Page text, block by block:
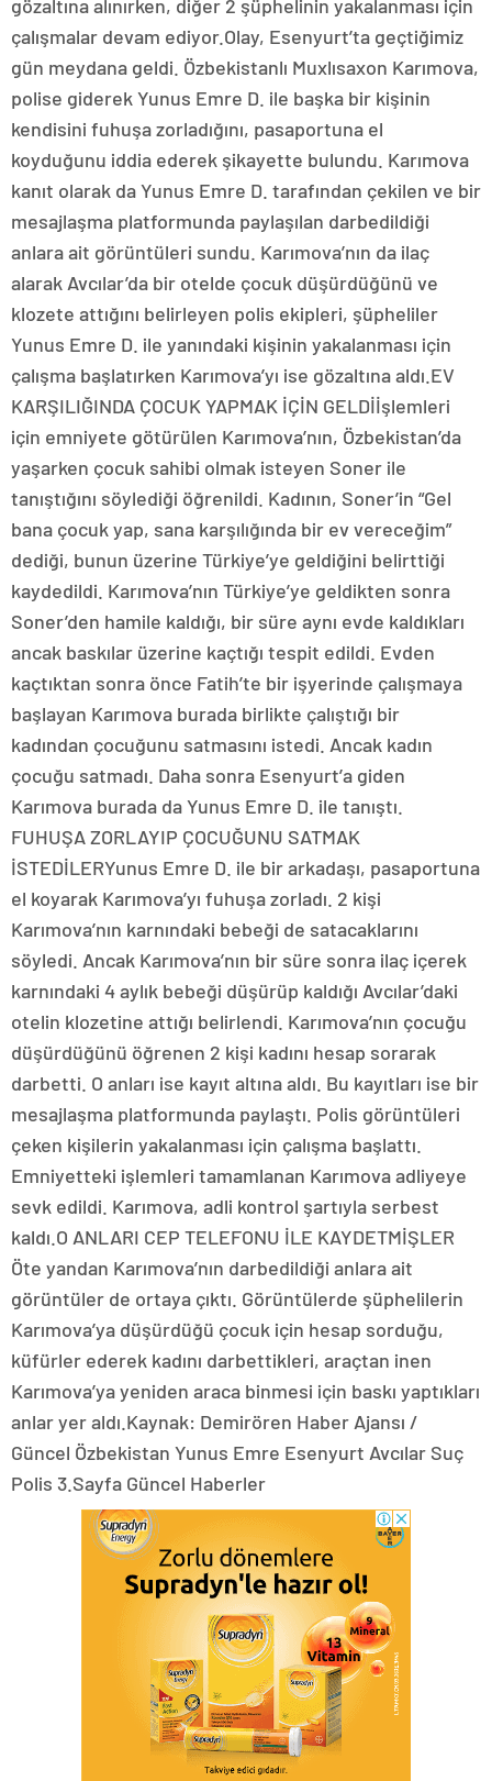
gözaltına alınırken, diğer 2 şüphelinin yakalanması için
çalışmalar devam ediyor.Olay, Esenyurt’ta geçtiğimiz
gün meydana geldi. Özbekistanlı Muxlısaxon Karımova,
polise giderek Yunus Emre D. ile başka bir kişinin
kendisini fuhuşa zorladığını, pasaportuna el
koyduğunu iddia ederek şikayette bulundu. Karımova
kanıt olarak da Yunus Emre D. tarafından çekilen ve bir
mesajlaşma platformunda paylaşılan darbedildiği
anlara ait görüntüleri sundu. Karımova’nın da ilaç
alarak Avcılar’da bir otelde çocuk düşürdüğünü ve
klozete attığını belirleyen polis ekipleri, şüpheliler
Yunus Emre D. ile yanındaki kişinin yakalanması için
çalışma başlatırken Karımova’yı ise gözaltına aldı.EV
KARŞILIĞINDA ÇOCUK YAPMAK İÇİN GELDİİşlemleri
için emniyete götürülen Karımova’nın, Özbekistan’da
yaşarken çocuk sahibi olmak isteyen Soner ile
tanıştığını söylediği öğrenildi. Kadının, Soner’in “Gel
bana çocuk yap, sana karşılığında bir ev vereceğim”
dediği, bunun üzerine Türkiye’ye geldiğini belirttiği
kaydedildi. Karımova’nın Türkiye’ye geldikten sonra
Soner’den hamile kaldığı, bir süre aynı evde kaldıkları
ancak baskılar üzerine kaçtığı tespit edildi. Evden
kaçtıktan sonra önce Fatih’te bir işyerinde çalışmaya
başlayan Karımova burada birlikte çalıştığı bir
kadından çocuğunu satmasını istedi. Ancak kadın
çocuğu satmadı. Daha sonra Esenyurt’a giden
Karımova burada da Yunus Emre D. ile tanıştı.
FUHUŞA ZORLAYIP ÇOCUĞUNU SATMAK
İSTEDİLERYunus Emre D. ile bir arkadaşı, pasaportuna
el koyarak Karımova’yı fuhuşa zorladı. 2 kişi
Karımova’nın karnındaki bebeği de satacaklarını
söyledi. Ancak Karımova’nın bir süre sonra ilaç içerek
karnındaki 4 aylık bebeği düşürüp kaldığı Avcılar’daki
otelin klozetine attığı belirlendi. Karımova’nın çocuğu
düşürdüğünü öğrenen 2 kişi kadını hesap sorarak
darbetti. O anları ise kayıt altına aldı. Bu kayıtları ise bir
mesajlaşma platformunda paylaştı. Polis görüntüleri
çeken kişilerin yakalanması için çalışma başlattı.
Emniyetteki işlemleri tamamlanan Karımova adliyeye
sevk edildi. Karımova, adli kontrol şartıyla serbest
kaldı.O ANLARI CEP TELEFONU İLE KAYDETMİŞLER
Öte yandan Karımova’nın darbedildiği anlara ait
görüntüler de ortaya çıktı. Görüntülerde şüphelilerin
Karımova’ya düşürdüğü çocuk için hesap sorduğu,
küfürler ederek kadını darbettikleri, araçtan inen
Karımova’ya yeniden araca binmesi için baskı yaptıkları
anlar yer aldı.Kaynak: Demirören Haber Ajansı /
Güncel Özbekistan Yunus Emre Esenyurt Avcılar Suç
Polis 3.Sayfa Güncel Haberler